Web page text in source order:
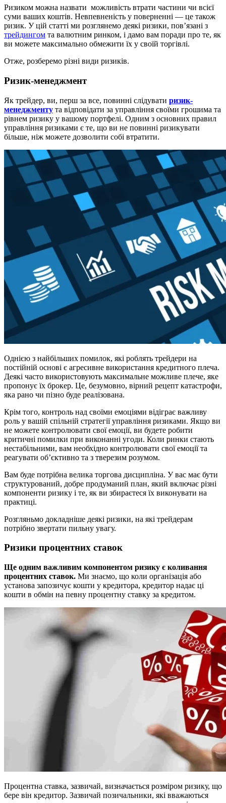
Ризиком можна назвати можливість втрати частини чи всієї
суми ваших коштів. Невпевненість у поверненні — це також
ризик. У цій статті ми розглянемо деякі ризики, пов’язані з
трейдингом та валютним ринком, і дамо вам поради про те, як
ви можете максимально обмежити їх у своїй торгівлі.
Отже, розберемо різні види ризиків.
Ризик-менеджмент
Як трейдер, ви, перш за все, повинні слідувати ризик-
менеджменту та відповідати за управління своїми грошима та
рівнем ризику у вашому портфелі. Одним з основних правил
управління ризиками є те, що ви не повинні ризикувати
більше, ніж можете дозволити собі втратити.
Однією з найбільших помилок, які роблять трейдери на
постійній основі є агресивне використання кредитного плеча.
Деякі часто використовують максимальне можливе плече, яке
пропонує їх брокер. Це, безумовно, вірний рецепт катастрофи,
яка рано чи пізно буде реалізована.
Крім того, контроль над своїми емоціями відіграє важливу
роль у вашій спільній стратегії управління ризиками. Якщо ви
не можете контролювати свої емоції, ви будете робити
критичні помилки при виконанні угоди. Коли ринки стають
нестабільними, вам необхідно контролювати свої емоції та
реагувати об’єктивно та з тверезим розумом.
Вам буде потрібна велика торгова дисципліна. У вас має бути
структурований, добре продуманий план, який включає різні
компоненти ризику і те, як ви збираєтеся їх виконувати на
практиці.
Розгляньмо докладніше деякі ризики, на які трейдерам
потрібно звертати пильну увагу.
Ризики процентних ставок
Ще одним важливим компонентом ризику є коливання
процентних ставок. Ми знаємо, що коли організація або
установа запозичує кошти у кредитора, кредитор надає ці
кошти в обмін на певну процентну ставку за кредитом.
Процентна ставка, зазвичай, визначається розміром ризику, що
бере він кредитор. Зазвичай позичальники, які вважаються